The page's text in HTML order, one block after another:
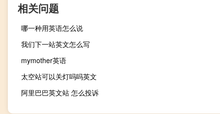
相关问题
哪一种用英语怎么说
我们下一站英文怎么写
mymother英语
太空站可以关灯吗吗英文
阿里巴巴英文站 怎么投诉